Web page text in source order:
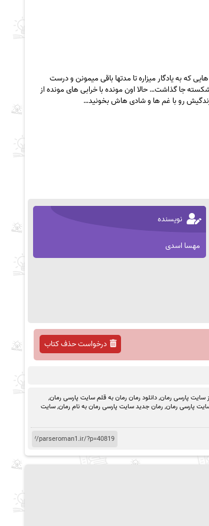
که به یادگار میزاره تا مدتها باقی میمونن و درست
جا گذاشت… حالا اون مونده با خرابی های مونده از
رو با غم ها و شادی هاش بخونید…
نویسنده
مهسا اسدی
درخواست حذف کتاب
سایت پارسی رمان,دانلود رمان رمان به قلم سایت پارسی رمان,
پارسی رمان,رمان جدید سایت پارسی رمان به نام رمان,سایت